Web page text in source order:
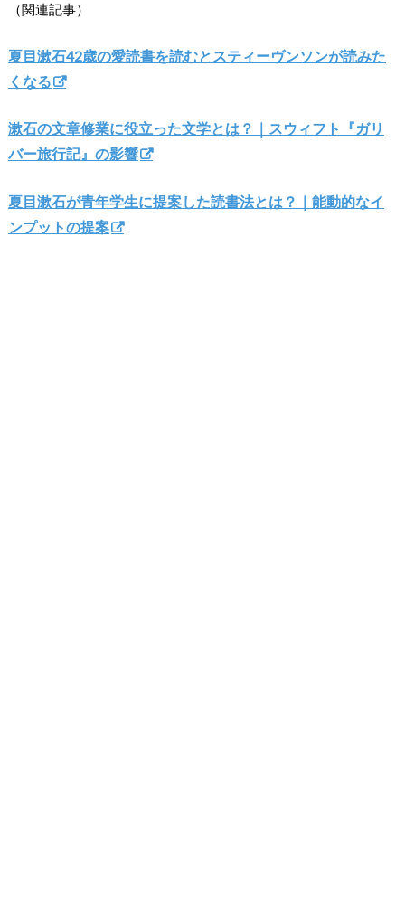
（関連記事）
夏目漱石42歳の愛読書を読むとスティーヴンソンが読みた
くなる
漱石の文章修業に役立った文学とは？｜スウィフト『ガリ
バー旅行記』の影響
夏目漱石が青年学生に提案した読書法とは？｜能動的なイ
ンプットの提案